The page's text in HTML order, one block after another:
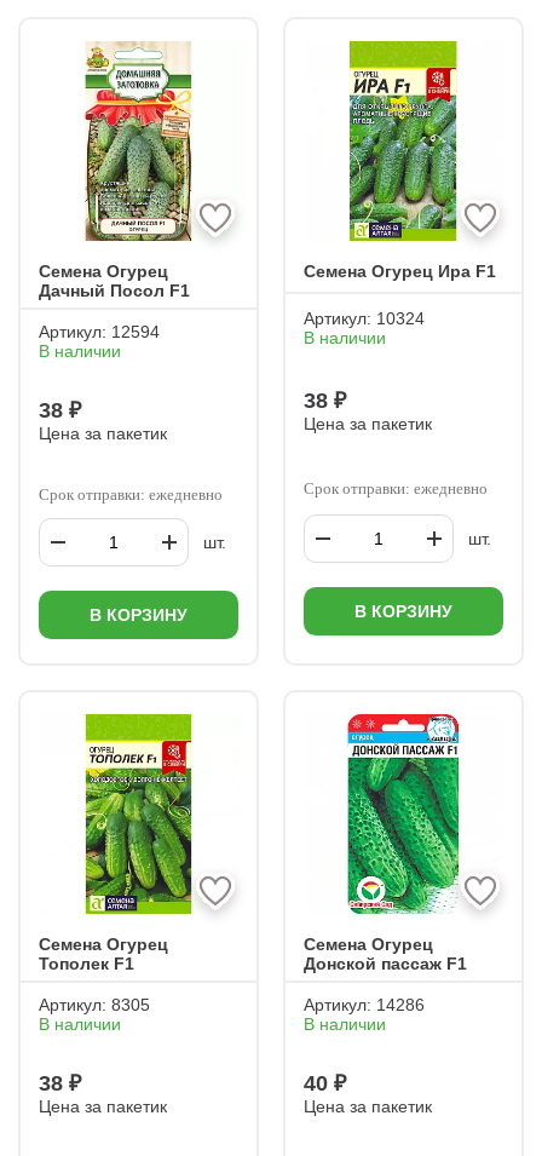
Семена Огурец
Дачный Посол F1
Артикул: 12594
В наличии
38 ₽
Цена за пакетик
Срок отправки: ежедневно
шт.
В КОРЗИНУ
Семена Огурец Ира F1
Артикул: 10324
В наличии
38 ₽
Цена за пакетик
Срок отправки: ежедневно
шт.
В КОРЗИНУ
Семена Огурец
Тополек F1
Артикул: 8305
В наличии
38 ₽
Цена за пакетик
Семена Огурец
Донской пассаж F1
Артикул: 14286
В наличии
40 ₽
Цена за пакетик